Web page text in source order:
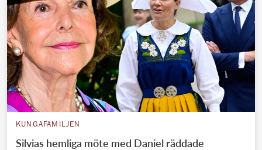
KUNGAFAMILJEN
Silvias hemliga möte med Daniel räddade